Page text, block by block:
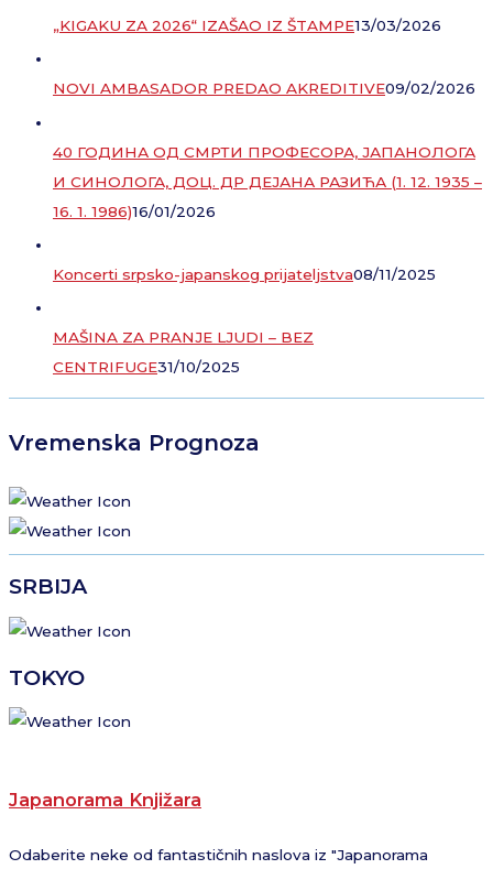
„KIGAKU ZA 2026“ IZAŠAO IZ ŠTAMPE13/03/2026
NOVI AMBASADOR PREDAO AKREDITIVE09/02/2026
40 ГОДИНА ОД СМРТИ ПРОФЕСОРА, ЈАПАНОЛОГА
И СИНОЛОГА, ДОЦ. ДР ДЕЈАНА РАЗИЋА (1. 12. 1935 –
16. 1. 1986)16/01/2026
Koncerti srpsko-japanskog prijateljstva08/11/2025
MAŠINA ZA PRANJE LJUDI – BEZ
CENTRIFUGE31/10/2025
Vremenska Prognoza
SRBIJA
TOKYO
Japanorama Knjižara
Odaberite neke od fantastičnih naslova iz "Japanorama